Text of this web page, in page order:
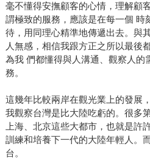
毫不懂得安撫顧客的心情，理解顧
謂極致的服務，應該是在每一個 時
待，用同理心精準地傳遞出去。與
人無感，相信我跟方正之所以最後
為我 們都懂得與人溝通、觀察人的
務。
這幾年比較兩岸在觀光業上的發展
我觀察台灣是比大陸吃虧的。很多
上海、北京這些大都市，也就是許
訓練和培養下一代的大陸年輕人。
台。